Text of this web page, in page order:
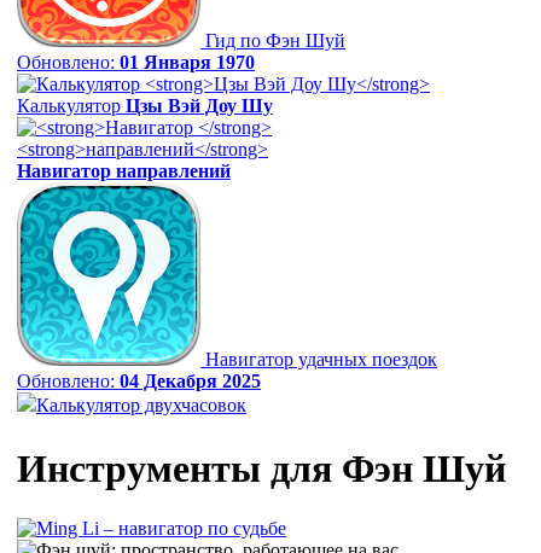
Гид по Фэн Шуй
Обновлено: 01 Января 1970
Калькулятор Цзы Вэй Доу Шу
Навигатор направлений
Навигатор удачных поездок
Обновлено: 04 Декабря 2025
Калькулятор двухчасовок
Инструменты для Фэн Шуй